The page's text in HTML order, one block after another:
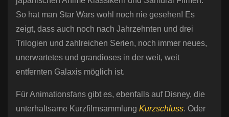
So hat man Star Wars wohl noch nie gesehen! Es
zeigt, dass auch noch nach Jahrzehnten und drei
Trilogien und zahlreichen Serien, noch immer neues,
unerwartetes und grandioses in der weit, weit
entfernten Galaxis möglich ist.
Für Animationsfans gibt es, ebenfalls auf Disney, die
unterhaltsame Kurzfilmsammlung Kurzschluss. Oder